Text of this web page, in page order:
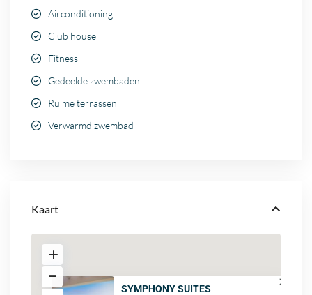
Airconditioning
Club house
Fitness
Gedeelde zwembaden
Ruime terrassen
Verwarmd zwembad
Kaart
SYMPHONY SUITES